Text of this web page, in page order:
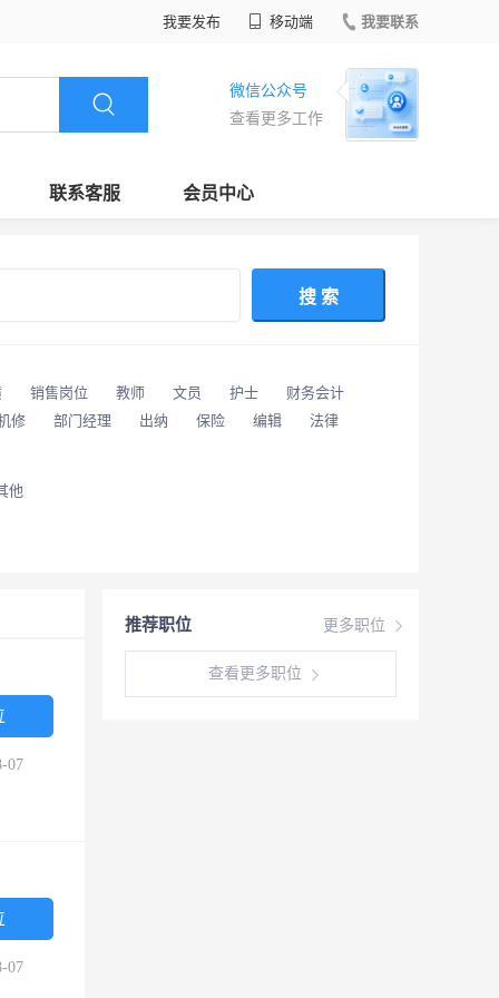
我要发布 移动端 我要联系
微信公众号
查看更多工作
联系客服 会员中心
搜 索
销售岗位 教师 文员 护士
财务会计
修 部门经理 出纳 保险 编辑
法律
他
更多职位
推荐职位
查看更多职位
07
07